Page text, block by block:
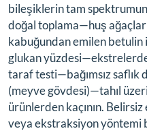
bileşiklerin tam
doğal toplama—huş
kabuğundan emilen
glukan
taraf testi—bağımsız saflık
(meyve gövdesi)—tahıl
ürünlerden kaçının.
veya ekstraksiyon